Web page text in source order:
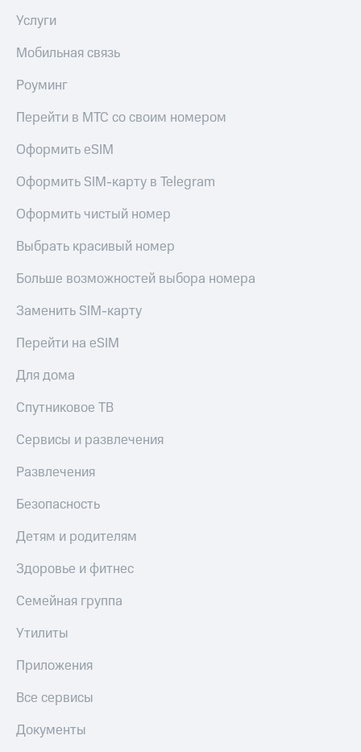
Услуги
Мобильная связь
Роуминг
Перейти в МТС со своим номером
Оформить eSIM
Оформить SIM-карту в Telegram
Оформить чистый номер
Выбрать красивый номер
Больше возможностей выбора номера
Заменить SIM-карту
Перейти на eSIM
Для дома
Спутниковое ТВ
Сервисы и развлечения
Развлечения
Безопасность
Детям и родителям
Здоровье и фитнес
Семейная группа
Утилиты
Приложения
Все сервисы
Документы